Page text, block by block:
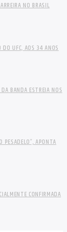
NO BRASIL
DO UFC, AOS 34 ANOS
BANDA ESTREIA NOS
PESADELO”, APONTA
CONFIRMADA